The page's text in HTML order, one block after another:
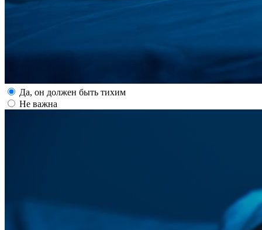
Да, он должен быть тихим
Не важна